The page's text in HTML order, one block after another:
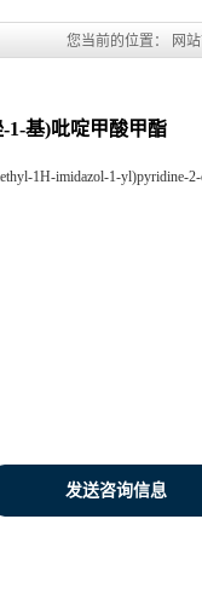
您当前的位置： 网
1-基)吡啶甲酸甲酯
1H-imidazol-1-yl)pyridine-2-
发送咨询信息